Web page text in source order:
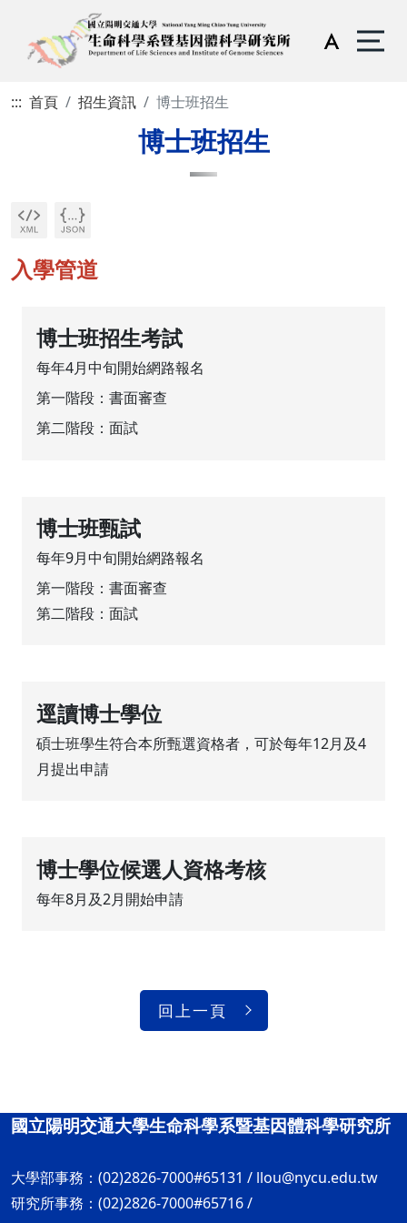
::: 首頁 招生資訊 博士班招生
博士班招生
入學管道
博士班招生考試
每年4月中旬開始網路報名
第一階段：書面審查
第二階段：面試
博士班甄試
每年9月中旬開始網路報名
第一階段：書面審查
第二階段：面試
逕讀博士學位
碩士班學生符合本所甄選資格者，可於每年12月及4
月提出申請
博士學位候選人資格考核
每年8月及2月開始申請
回上一頁
國立陽明交通大學生命科學系暨基因體科學研究所
大學部事務：(02)2826-7000#65131 / llou@nycu.edu.tw
研究所事務：(02)2826-7000#65716 /